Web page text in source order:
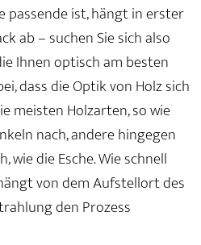
passende ist, hängt in erster
ab – suchen Sie sich also
Ihnen optisch am besten
dass die Optik von Holz sich
meisten Holzarten, so wie
nach, andere hingegen
die Esche. Wie schnell
von dem Aufstellort des
den Prozess